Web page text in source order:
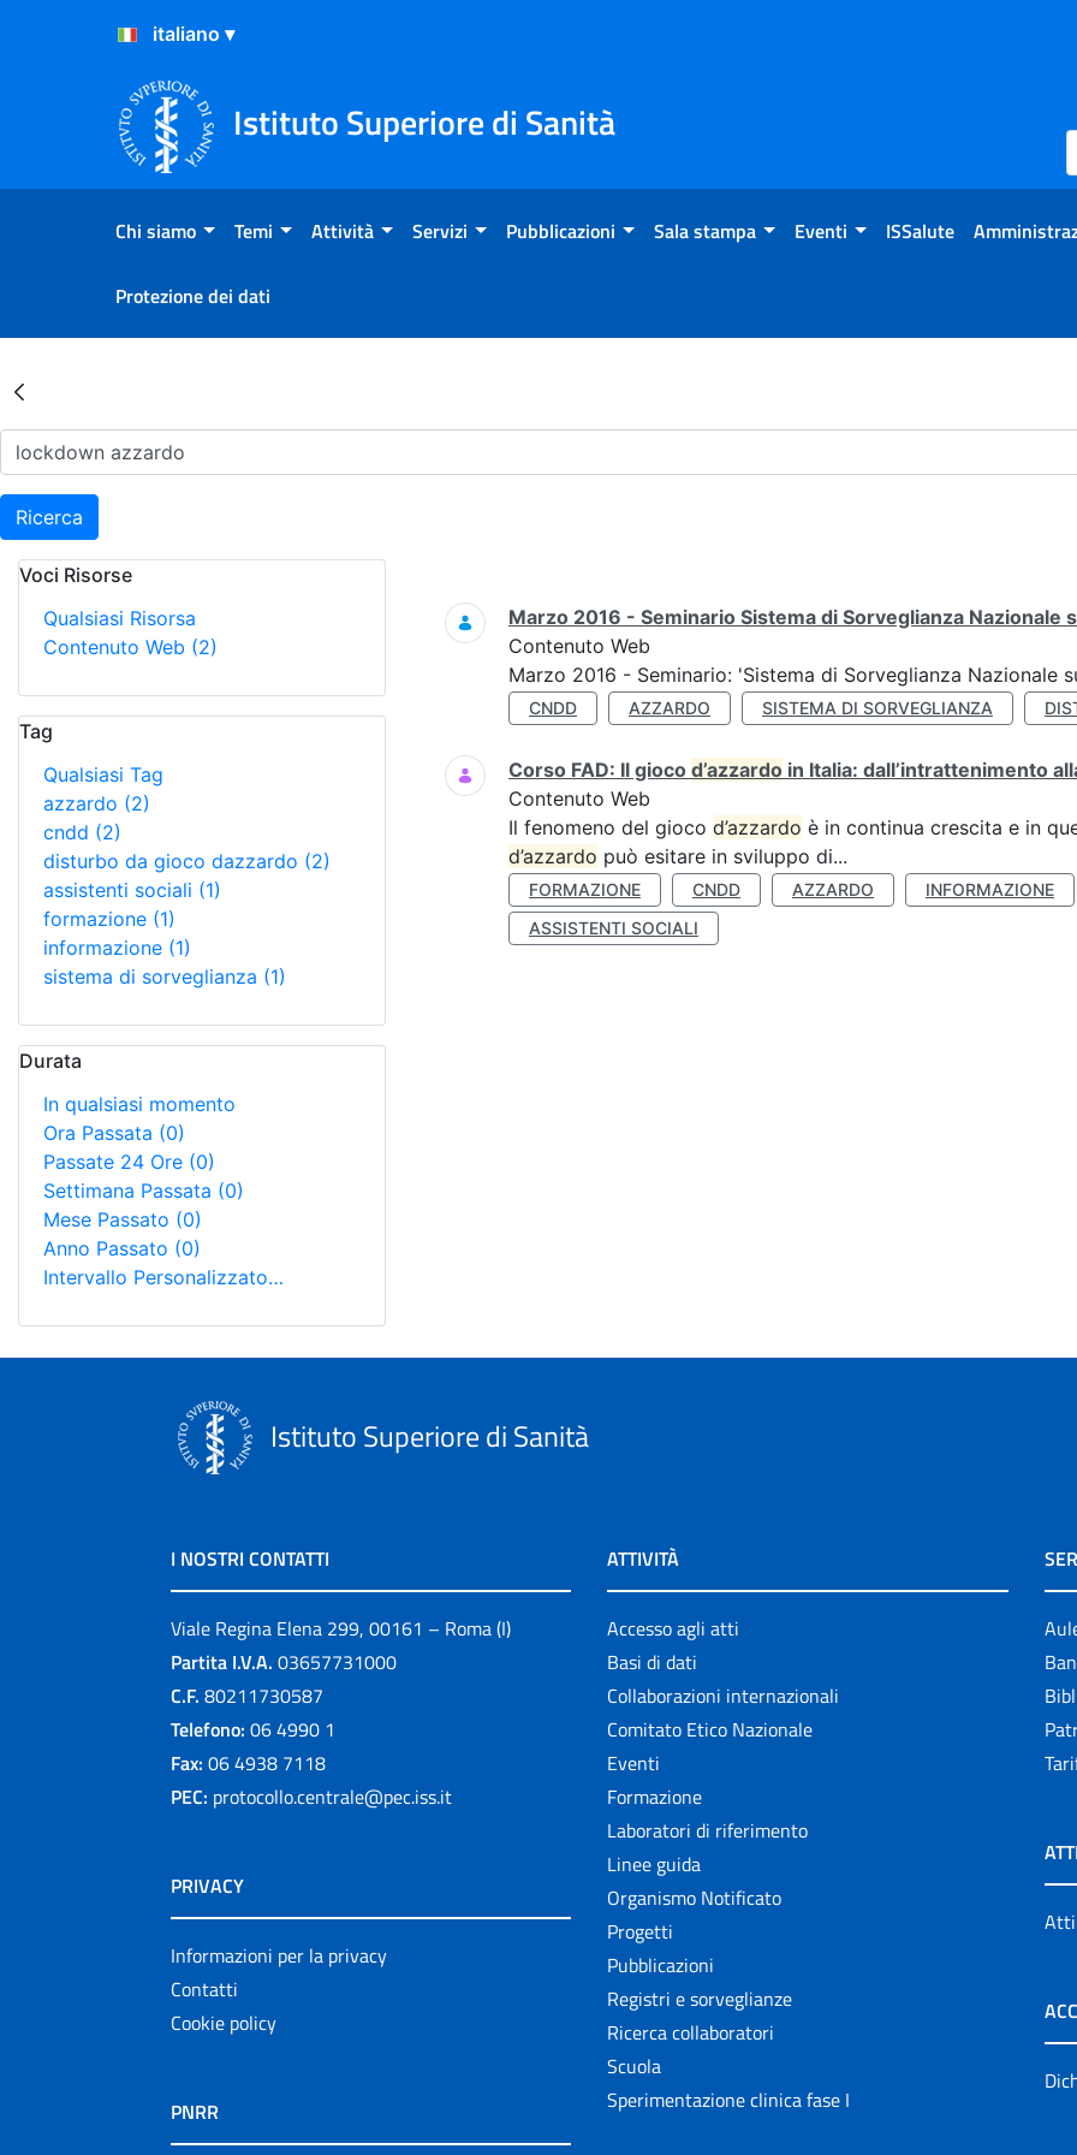
Salta al Contenuto
Salta al Footer
Istituto Superiore di Sanità
Chi siamo Temi Attività Servizi Pubblicazioni Sala stampa Eventi ISSalute
Protezione dei dati
Risultati della Ricerca - Archivio
Ricerca
Voci Risorse
Qualsiasi Risorsa
Contenuto Web (2)
Tag
Qualsiasi Tag
azzardo (2)
cndd (2)
disturbo da gioco dazzardo (2)
assistenti sociali (1)
formazione (1)
informazione (1)
sistema di sorveglianza (1)
Durata
In qualsiasi momento
Ora Passata (0)
Passate 24 Ore (0)
Settimana Passata (0)
Mese Passato (0)
Anno Passato (0)
Intervallo Personalizzato…
Ricerca
Marzo 2016 - Seminario Sistema di Sorveglianza Nazionale
Contenuto Web
Marzo 2016 - Seminario: 'Sistema di Sorveglianza Nazionale
CNDD AZZARDO SISTEMA DI SORVEGLIANZA
Corso FAD: Il gioco d’azzardo in Italia: dall’intrattenimento
Contenuto Web
Il fenomeno del gioco d’azzardo è in continua crescita e in
d’azzardo può esitare in sviluppo di...
FORMAZIONE CNDD AZZARDO
INFORMAZIONE
ASSISTENTI SOCIALI
Istituto Superiore di Sanità
I NOSTRI CONTATTI
Viale Regina Elena 299, 00161 – Roma (I)
Partita I.V.A. 03657731000
C.F. 80211730587
Telefono: 06 4990 1
Fax: 06 4938 7118
PEC: protocollo.centrale@pec.iss.it
PRIVACY
Informazioni per la privacy
Contatti
Cookie policy
PNRR
ATTIVITÀ
Accesso agli atti
Basi di dati
Collaborazioni internazionali
Comitato Etico Nazionale
Eventi
Formazione
Laboratori di riferimento
Linee guida
Organismo Notificato
Progetti
Pubblicazioni
Registri e sorveglianze
Ricerca collaboratori
Scuola
Sperimentazione clinica fase I
Atti